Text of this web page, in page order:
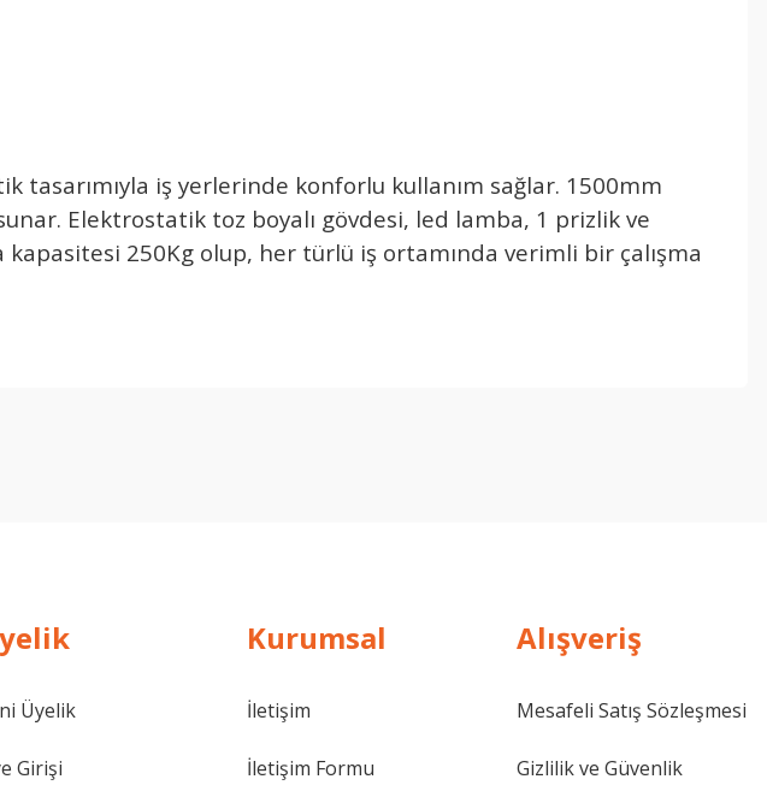
tasarımıyla iş yerlerinde konforlu kullanım sağlar. 1500mm
Elektrostatik toz boyalı gövdesi, led lamba, 1 prizlik ve
kapasitesi 250Kg olup, her türlü iş ortamında verimli bir çalışma
Üyelik
Girişi
Kurumsal
İletişim
İletişim Formu
Alışveriş
Mesafeli Satış Sözleşmesi
Gizlilik ve Güvenlik